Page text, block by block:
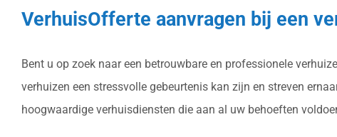
VerhuisOfferte aanvragen bij een
Bent u op zoek naar een betrouwbare en professionele
verhuizen een stressvolle gebeurtenis kan zijn en streven
hoogwaardige verhuisdiensten die aan al uw behoeften